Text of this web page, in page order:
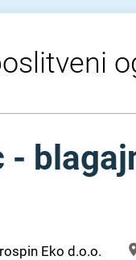
-
Eko d.o.o.